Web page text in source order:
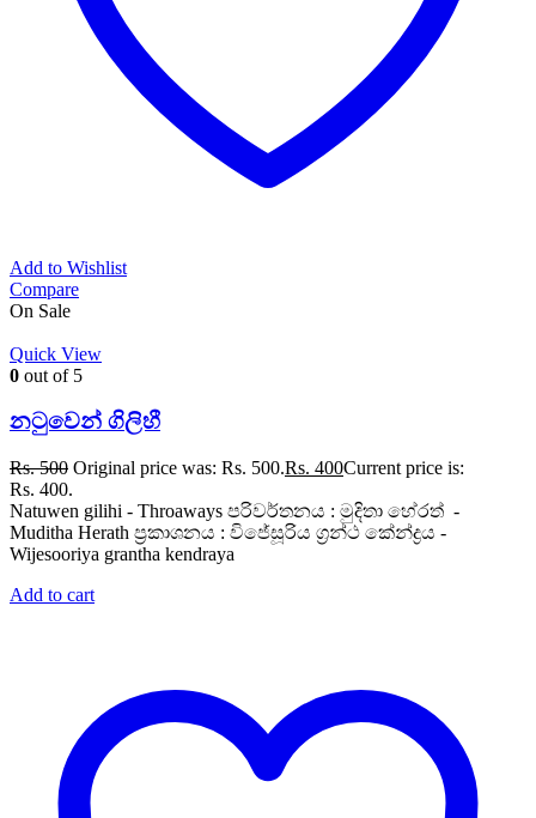
Add to Wishlist
Compare
On Sale
Quick View
0 out of 5
නටුවෙන් ගිලිහී
Rs.500 Original price was: Rs. 500.Rs. 400Current price is:
Rs. 400.
Natuwen gilihi - Throaways පරිවර්තනය : මුදිතා හේරත් -
Muditha Herath ප්‍රකාශනය : විජේසූරිය ග්‍රන්ථ කේන්ද්‍රය -
Wijesooriya grantha kendraya
Add to cart